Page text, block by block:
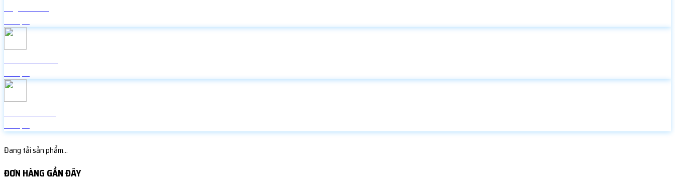
Lấy mã 2FA
Miễn phí
Icon Facebook
Miễn phí
Random Face
Miễn phí
Đang tải sản phẩm...
ĐƠN HÀNG GẦN ĐÂY